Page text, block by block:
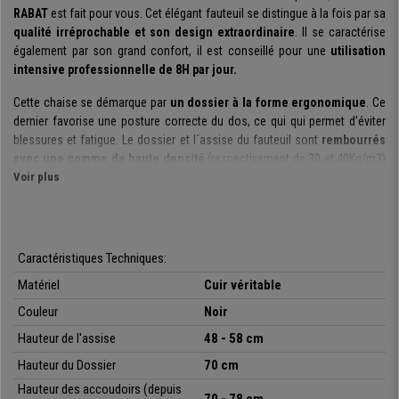
RABAT est fait pour vous. Cet élégant fauteuil se distingue à la fois par sa
qualité irréprochable et son design extraordinaire. Il se caractérise
également par son grand confort, il est conseillé pour une utilisation
intensive professionnelle de 8H par jour.
Cette chaise se démarque par un dossier à la forme ergonomique. Ce
dernier favorise une posture correcte du dos, ce qui qui permet d’éviter
blessures et fatigue. Le dossier et l´assise du fauteuil sont rembourrés
avec une gomme de haute densité (respectivement de 30 et 40Kg/m3)
qui garantit à la fois confort et grande durabilité.
de régler la hauteur). Il est également possible de régler la dureté ou l
´intensité du basculement en utilisant le pommeau situé sous l'assise.
Le fauteuil se distingue par un revêtement
d'origine bovine, demi fleur, finition semi satinée.
attendues pour un fauteuil de direction. Le cuir a été sélectionné avec
soin pour garantir un toucher doux et une résistance à l’usage.
Voir plus
Caractéristiques Techniques:
Matériel
Cuir véritable
Couleur
Noir
Hauteur de l'assise
48 - 58 cm
Hauteur du Dossier
70 cm
Hauteur des accoudoirs (depuis